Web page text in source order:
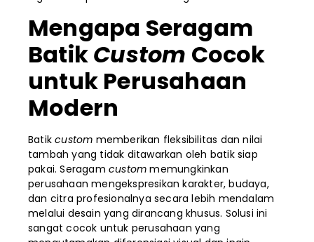
Mengapa Seragam
BatikCustom Cocok
untuk Perusahaan
Modern
Batikcustom memberikan fleksibilitas dan nilai
tambah yang tidak ditawarkan oleh batik siap
pakai. Seragam custommemungkinkan
perusahaan mengekspresikan karakter, budaya,
dan citra profesionalnya secara lebih mendalam
melalui desain yang dirancang khusus. Solusi ini
sangat cocok untuk perusahaan yang